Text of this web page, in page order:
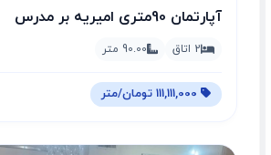
آپارتمان 90متری امیریه بر مدرس
2 اتاق 90.00 متر